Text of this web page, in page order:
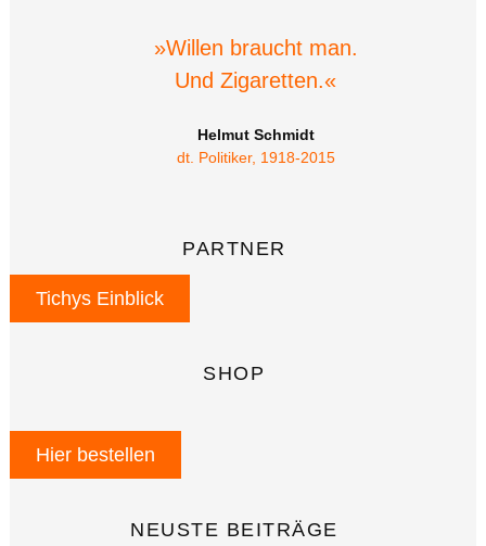
»Willen braucht man.
Und Zigaretten.«
Helmut Schmidt
dt. Politiker, 1918-2015
PARTNER
Tichys Einblick
SHOP
Hier bestellen
NEUSTE BEITRÄGE